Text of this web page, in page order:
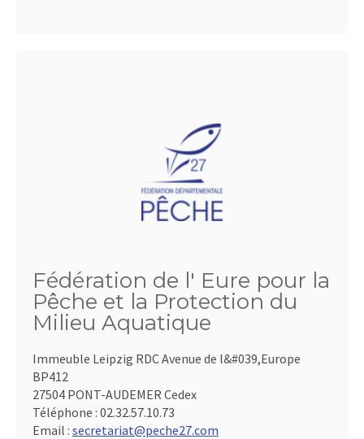
Fédération de l' Eure pour la
Pêche et la Protection du
Milieu Aquatique
Immeuble Leipzig RDC Avenue de l&#039,Europe
BP412
27504 PONT-AUDEMER Cedex
Téléphone : 02.32.57.10.73
Email : secretariat@peche27.com